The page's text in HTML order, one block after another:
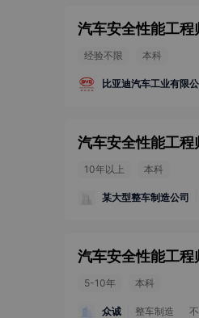
汽车安全性能工程
经验不限 本科
比亚迪汽车工业有限
汽车安全性能工程
10年以上 本科
某大型整车制造公司
汽车安全性能工程
5-10年 本科
众诚 整车制造